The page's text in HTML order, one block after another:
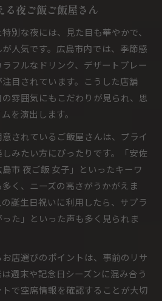
る夜ご飯ご飯屋さん
別な夜には、見た目も華やかで、
人気です。広島市内では、季節感
フルなドリンク、デザートプレー
目されています。こうした店舗
雰囲気にもこだわりが見られ、思
を演出します。
されているご飯屋さんは、プライ
みたい方にぴったりです。「安佐
市 夜ご飯 女子」といったキーワ
く、ニーズの高さがうかがえま
誕生日祝いに利用したら、サプラ
た」といった声も多く見られま
店選びのポイントは、事前のリサ
週末や記念日シーズンに混み合う
で空席情報を確認することが大切